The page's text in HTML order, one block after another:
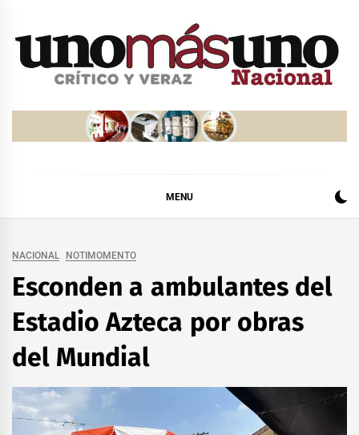
MENU
NACIONAL NOTIMOMENTO
Esconden a ambulantes del
Estadio Azteca por obras
del Mundial